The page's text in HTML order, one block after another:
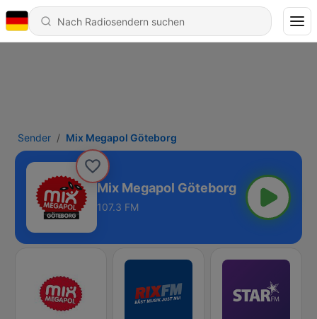
Sender Mix Megapol Göteborg
Mix Megapol Göteborg
107.3 FM